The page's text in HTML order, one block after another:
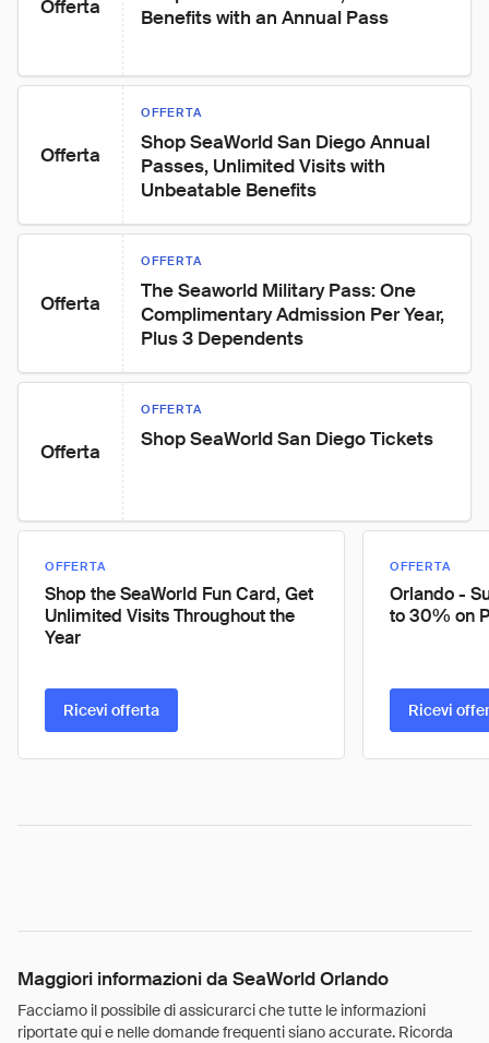
Offerta
Benefits with an Annual Pass
Offerta
OFFERTA
Shop SeaWorld San Diego Annual
Passes, Unlimited Visits with
Unbeatable Benefits
Offerta
OFFERTA
The Seaworld Military Pass: One
Complimentary Admission Per Year,
Plus 3 Dependents
Offerta
OFFERTA
Shop SeaWorld San Diego Tickets
OFFERTA
Shop the SeaWorld Fun Card, Get
Unlimited Visits Throughout the
Year
Ricevi offerta
OFFERTA
Orlando -
to 30% on
Ricevi
Maggiori informazioni da SeaWorld Orlando
Facciamo il possibile di assicurarci che tutte le informazioni
riportate qui e nelle domande frequenti siano accurate. Ricorda